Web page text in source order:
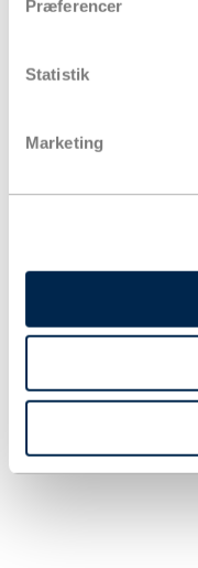
Præferencer
Statistik
Marketing